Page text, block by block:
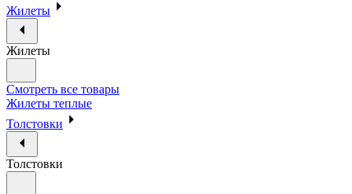
Жилеты
Жилеты
Смотреть все товары
Жилеты теплые
Толстовки
Толстовки